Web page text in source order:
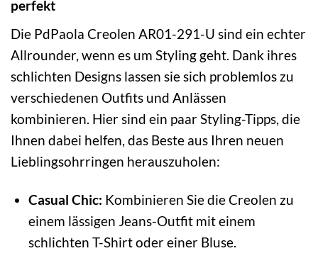
perfekt
Die PdPaola Creolen AR01-291-U sind ein echter
Allrounder, wenn es um Styling geht. Dank ihres
schlichten Designs lassen sie sich problemlos zu
verschiedenen Outfits und Anlässen
kombinieren. Hier sind ein paar Styling-Tipps, die
Ihnen dabei helfen, das Beste aus Ihren neuen
Lieblingsohrringen herauszuholen:
Casual Chic: Kombinieren Sie die Creolen zu
einem lässigen Jeans-Outfit mit einem
schlichten T-Shirt oder einer Bluse.